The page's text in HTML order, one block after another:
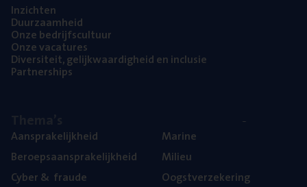
Inzich­ten
Duur­zaam­heid
Onze bedrijfs­cul­tuur
Onze vaca­tu­res
Diver­si­teit, gelijk­waar­dig­heid en inclusie
Part­ner­ships
Aan­spra­ke­lijk­heid
Beroeps­aan­spra­ke­lijk­heid
Cyber& fraude
Mari­ne
Mili­eu
Oogst­ver­ze­ke­ring